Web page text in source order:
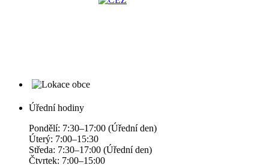
Úřední hodiny
Pondělí: 7:30–17:00 (Úřední den)
Úterý: 7:00–15:30
Středa: 7:30–17:00 (Úřední den)
Čtvrtek: 7:00–15:00